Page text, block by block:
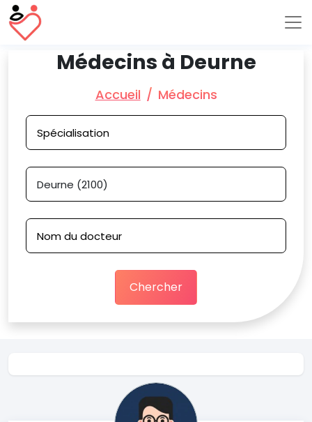
Médecins à Deurne
Accueil Médecins
Chercher